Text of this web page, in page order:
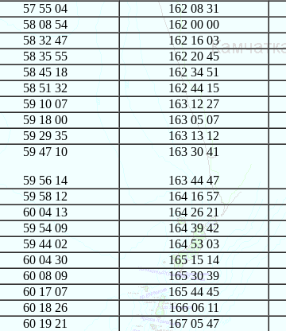
57 55 04 162 08 31
58 08 54 162 00 00
58 32 47 162 16 03
58 35 55 162 20 45
58 45 18 162 34 51
58 51 32 162 44 15
59 10 07 163 12 27
59 18 00 163 05 07
59 29 35 163 13 12
59 47 10
59 56 14
163 30 41
163 44 47
59 58 12 164 16 57
60 04 13 164 26 21
59 54 09 164 39 42
59 44 02 164 53 03
60 04 30 165 15 14
60 08 09 165 30 39
60 17 07 165 44 45
60 18 26 166 06 11
60 19 21 167 05 47